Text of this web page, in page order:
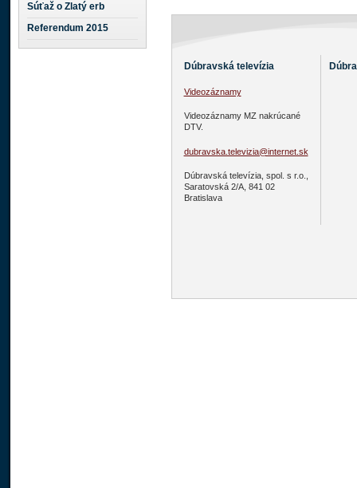
Súťaž o Zlatý erb
Referendum 2015
Dúbravská televízia
Videozáznamy
Videozáznamy MZ nakrúcané
DTV.
dubravska.televizia@internet.sk
Dúbravská televízia, spol. s r.o.,
Saratovská 2/A, 841 02
Bratislava